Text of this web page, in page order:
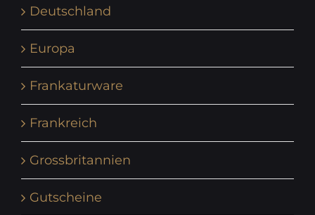
Deutschland
Europa
Frankaturware
Frankreich
Grossbritannien
Gutscheine